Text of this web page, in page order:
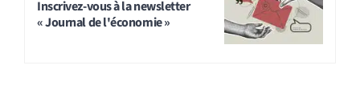
Inscrivez-vous à la newsletter
« Journal de l'économie »